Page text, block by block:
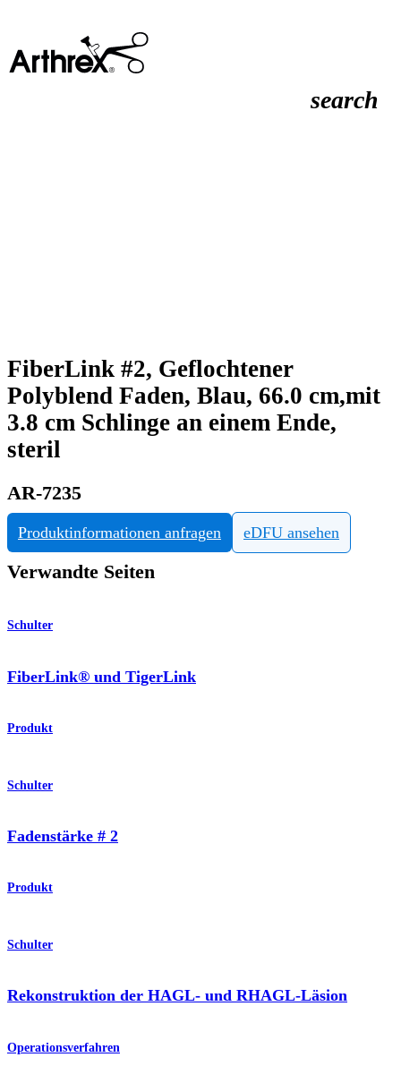
search
FiberLink #2, Geflochtener
Polyblend Faden, Blau, 66.0 cm,mit
3.8 cm Schlinge an einem Ende,
steril
AR-7235
Produktinformationen anfragen eDFU ansehen
Verwandte Seiten
Schulter
FiberLink® und TigerLink
Produkt
Schulter
Fadenstärke # 2
Produkt
Schulter
Rekonstruktion der HAGL- und RHAGL-Läsion
Operationsverfahren